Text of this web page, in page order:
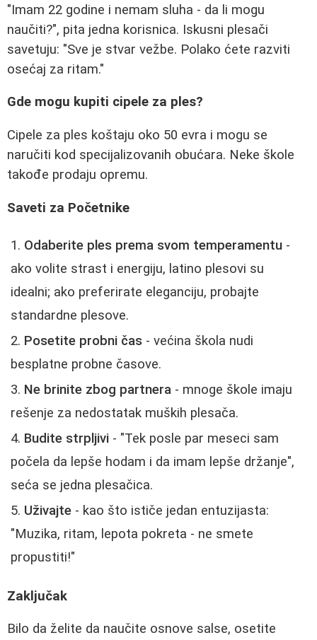
"Imam 22 godine i nemam sluha - da li mogu
naučiti?", pita jedna korisnica. Iskusni plesači
savetuju: "Sve je stvar vežbe. Polako ćete razviti
osećaj za ritam."
Gde mogu kupiti cipele za ples?
Cipele za ples koštaju oko 50 evra i mogu se
naručiti kod specijalizovanih obućara. Neke škole
takođe prodaju opremu.
Saveti za Početnike
Odaberite ples prema svom temperamentu -
ako volite strast i energiju, latino plesovi su
idealni; ako preferirate eleganciju, probajte
standardne plesove.
Posetite probni čas - većina škola nudi
besplatne probne časove.
Ne brinite zbog partnera - mnoge škole imaju
rešenje za nedostatak muških plesača.
Budite strpljivi - "Tek posle par meseci sam
počela da lepše hodam i da imam lepše držanje",
seća se jedna plesačica.
Uživajte - kao što ističe jedan entuzijasta:
"Muzika, ritam, lepota pokreta - ne smete
propustiti!"
Zaključak
Bilo da želite da naučite osnove salse, osetite